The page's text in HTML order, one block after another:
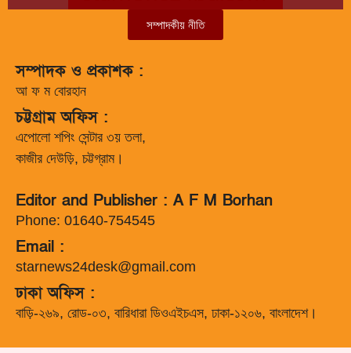
সম্পাদকীয় নীতি
সম্পাদক ও প্রকাশক :
আ ফ ম বোরহান
চট্টগ্রাম অফিস :
এপোলো শপিং সেন্টার ৩য় তলা,
কাজীর দেউড়ি, চট্টগ্রাম।
Editor and Publisher : A F M Borhan
Phone: 01640-754545
Email :
starnews24desk@gmail.com
ঢাকা অফিস :
বাড়ি-২৬৯, রোড-০৩, বারিধারা ডিওএইচএস, ঢাকা-১২০৬, বাংলাদেশ।